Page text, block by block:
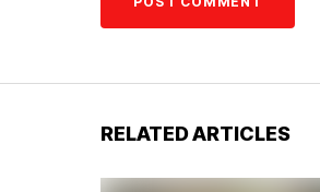
RELATED ARTICLES